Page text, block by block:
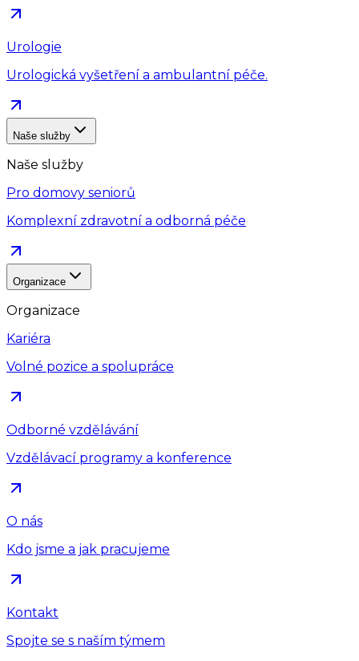
Urologie
Urologická vyšetření a ambulantní péče.
Naše služby
Naše služby
Pro domovy seniorů
Komplexní zdravotní a odborná péče
Organizace
Organizace
Kariéra
Volné pozice a spolupráce
Odborné vzdělávání
Vzdělávací programy a konference
O nás
Kdo jsme a jak pracujeme
Kontakt
Spojte se s naším týmem